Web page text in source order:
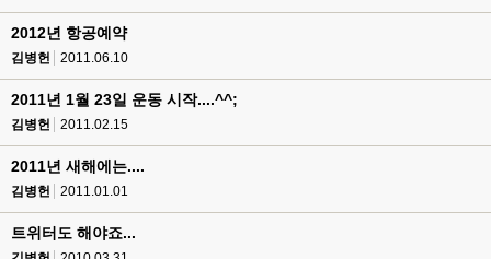
2012년 항공예약
김병헌 2011.06.10
2011년 1월 23일 운동 시작....^^;
김병헌 2011.02.15
2011년 새해에는....
김병헌 2011.01.01
트위터도 해야죠...